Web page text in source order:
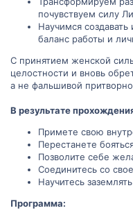
почувствуем силу
Научимся
баланс работы и
С принятием женской
целостности и вновь
а не фальшивой
В результате
Примете свою
Перестанете
Позволите себе
Соединитесь со
Научитесь
Программа: